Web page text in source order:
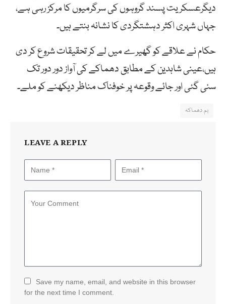
دیگرعسکریت پسند گروہوں کی سرگرمیوں کا مرکز رہی ہے،
جہاں شہری اکثر دہشتگردی کا نشانہ بنتے ہیں۔
حکام نے علاقے کو گھیرے میں لے کر تحقیقات شروع کر دی
ہیں،عینی شاہدین کے مطابق دھماکے کی آواز دور دور تک
سنی گئی اور جائے وقوعہ پر خوفناک مناظر دیکھنے کو ملے۔
بم دھماکہ
LEAVE A REPLY
Save my name, email, and website in this browser
for the next time I comment.